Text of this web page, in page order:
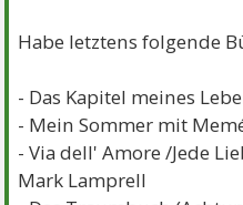
Habe letztens folgende
- Das Kapitel meines
- Mein Sommer mit
- Via dell' Amore /Jede
Mark Lamprell